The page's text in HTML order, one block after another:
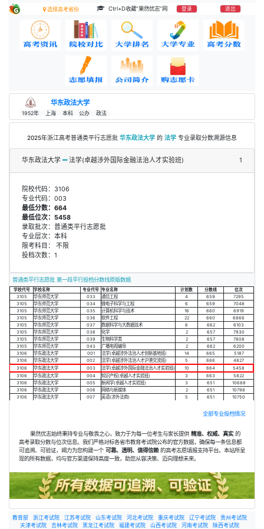
选择高考省份 Ctrl+D收藏“果然优志”网 登录 退出
华东政法大学
1952年 上海 本科 公办 政法
2025年浙江高考普通类平行志愿批 华东政法大学 的 法学 专业录取分数溯源信息
华东政法大学 法学(卓越涉外国际金融法治人才实验班) 1
院校代码：3106
专业代码：003
最低分数：664
最低位次：5458
录取批次：普通类平行志愿批
专业层次：本科
限考科目： 不限
投档次数：1
普通类平行志愿批 第一段平行投档分数线原版数据
学校代号 学校名称 专业代号 专业名称 计划数 分数线
位次
3105
华东师范大学 033 通信工程 4 659
7295
3105
华东师范大学 034 微电子科学与工程 6 659
7048
3105
华东师范大学 035 计算机科学与技术 16 660
6919
3105
华东师范大学 036 软件工程 22 660
6866
3105
华东师范大学 037 数据科学与大数据技术 6 662
6103
3105
华东师范大学 038 化学 2 657
7930
3105
华东师范大学 039 生物科学类 2 657
7808
3105
华东师范大学 043 广播电视编导 2 662
6200
3106
华东政法大学 001 法学(卓越涉外法治人才创新基地班) 14 665
5187
3106
华东政法大学 002 法学(卓越涉外法治人才沪港交流班) 5 666
4827
3106
华东政法大学 003 法学(卓越涉外国际金融法治人才实验班) 10 664
5458
3106
华东政法大学 004 知识产权(卓越人才实验班) 3 663
5822
3106
华东政法大学 005 新闻学(卓越人才实验班) 3 651
10688
3106
华东政法大学 006 网络与新媒体 2 651
10798
3106
华东政法大学 007 英语(涉外法商) 5 651 10750
全部专业投档情况
果然优志始终秉持专业与敬畏之心，致力于为每一位考生与家长提供 精准、权威、真实的
高考录取分数与位次信息。我们严格对标各省市教育考试院公布的官方数据，确保每一条信息都
可追溯、可验证，竭力为您构建一个 可靠、透明、值得信赖 的高考志愿填报支持平台。本站所呈
现的所有数据，均与官方渠道保持高度一致，助您从容决策、迈向理想未来。
教育部 浙江考试院 江苏考试院 山东考试院 河北考试院 重庆考试院 辽宁考试院
贵州考试院
天津考试院
吉林考试院 黑龙江考试院 福建考试院 山西考试院 河南考试院 陕西考试院